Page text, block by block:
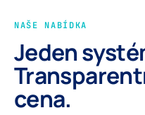
NAŠE NABÍDKA
Jeden
cena.